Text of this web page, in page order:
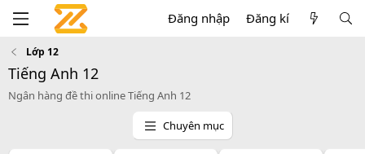
Đăng nhập Đăng kí
Lớp 12
Tiếng Anh 12
Ngân hàng đề thi online Tiếng Anh 12
Chuyên mục